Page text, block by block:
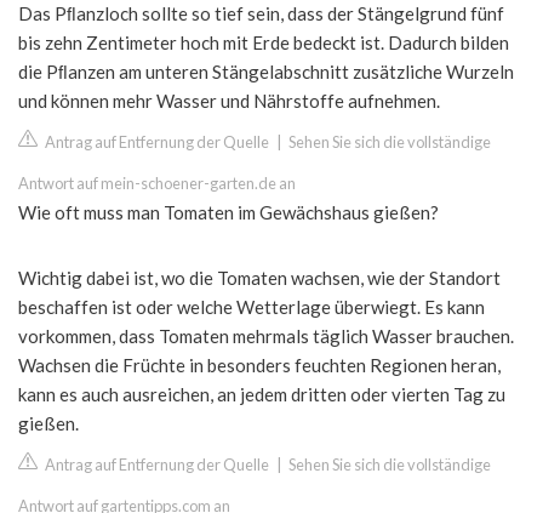
Das Pﬂanzloch sollte so tief sein, dass der Stängelgrund fünf
bis zehn Zentimeter hoch mit Erde bedeckt ist. Dadurch bilden
die Pﬂanzen am unteren Stängelabschnitt zusätzliche Wurzeln
und können mehr Wasser und Nährstoffe aufnehmen.
Antrag auf Entfernung der Quelle Sehen Sie sich die vollständige
Antwort auf mein-schoener-garten.de an
Wie oft muss man Tomaten im Gewächshaus gießen?
Wichtig dabei ist, wo die Tomaten wachsen, wie der Standort
beschaffen ist oder welche Wetterlage überwiegt. Es kann
vorkommen, dass Tomaten mehrmals täglich Wasser brauchen.
Wachsen die Früchte in besonders feuchten Regionen heran,
kann es auch ausreichen, an jedem dritten oder vierten Tag zu
gießen.
Antrag auf Entfernung der Quelle Sehen Sie sich die vollständige
Antwort auf gartentipps.com an